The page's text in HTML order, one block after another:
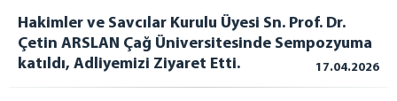
Tarsus Adliyesi
Denetim Serbestlik
İcra Müdürlüğü
Hakimler ve Savcılar Kurulu Üyesi Sn. Prof. Dr.
Çetin ARSLAN Çağ Üniversitesinde Sempozyuma
katıldı, Adliyemizi Ziyaret Etti.
17.04.2026